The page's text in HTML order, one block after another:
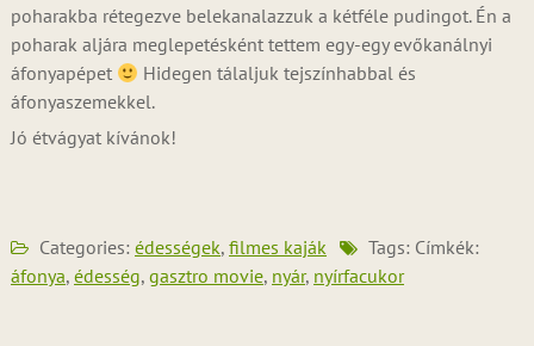
poharakba rétegezve belekanalazzuk a kétféle pudingot. Én a
poharak aljára meglepetésként tettem egy-egy evőkanálnyi
áfonyapépet
Hidegen tálaljuk tejszínhabbal és
áfonyaszemekkel.
Jó étvágyat kívánok!
Categories: édességek, filmes kaják
Tags: Címkék:
áfonya, édesség, gasztro movie, nyár, nyírfacukor